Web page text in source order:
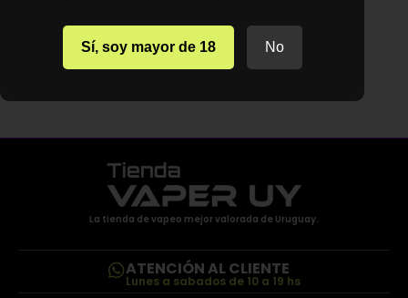
La tienda de vapeo mejor valorada de Uruguay.
ATENCIÓN AL CLIENTE
Lunes a sabados de 10 a 19 hs
Sí, soy mayor de 18 No